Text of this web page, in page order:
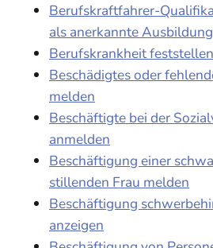
Berufskraftfahrer-
als anerkannte
Berufskrankheit
Beschädigtes oder
melden
Beschäftigte bei der
anmelden
Beschäftigung einer
stillenden Frau melden
Beschäftigung
anzeigen